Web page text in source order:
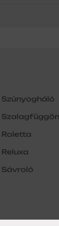
Szúnyogháló
Roletta
Reluxa
Sávroló